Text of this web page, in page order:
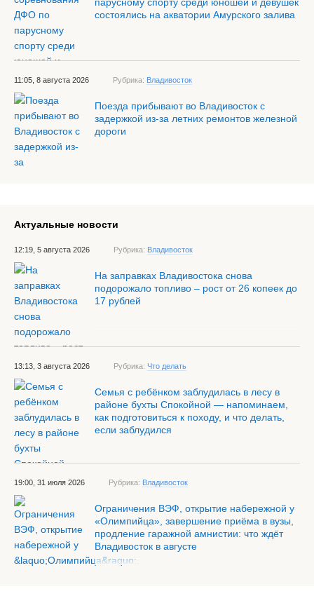
состоялись на акватории Амурского залива
11:05, 8 августа 2026 Рубрика: Владивосток
Поезда прибывают во Владивосток с
задержкой из-за летних ремонтов железной
дороги
Актуальные новости
12:19, 5 августа 2026 Рубрика: Владивосток
На заправках Владивостока снова
подорожало топливо – рост от 26 копеек до
17 рублей
13:13, 3 августа 2026 Рубрика: Что делать
Семья с ребёнком заблудилась в лесу в
районе бухты Спокойной — напоминаем,
как подготовиться к походу, и что делать,
если заблудился
19:00, 31 июля 2026 Рубрика: Владивосток
Ограничения ВЭФ, открытие набережной у
«Олимпийца», завершение приёма в вузы,
продление гаражной амнистии: что ждёт
Владивосток в августе